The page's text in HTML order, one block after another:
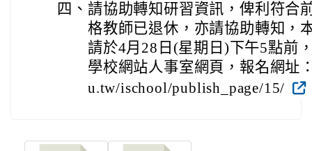
四、 請協助轉知研習資訊，俾利符合
格教師已退休，亦請協助轉知，
請於4月28日(星期日)下午5點前
學校網站人事室網頁，報名網址
u.tw/ischool/publish_page/15/